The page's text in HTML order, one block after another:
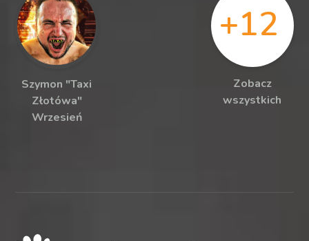
Szymon "Taxi
Złotówa"
Wrzesień
+12
Zobacz
wszystkich